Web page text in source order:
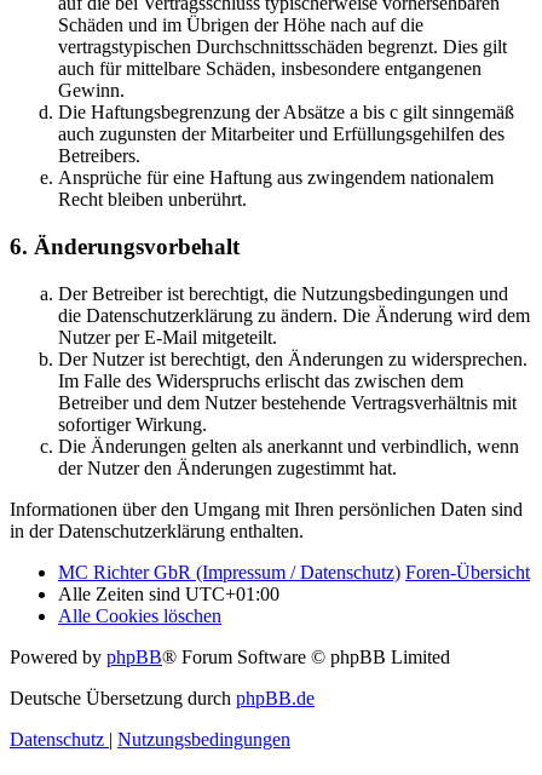
Schäden und im Übrigen der Höhe nach auf die
vertragstypischen Durchschnittsschäden begrenzt. Dies gilt
auch für mittelbare Schäden, insbesondere entgangenen
Gewinn.
Die Haftungsbegrenzung der Absätze a bis c gilt sinngemäß
auch zugunsten der Mitarbeiter und Erfüllungsgehilfen des
Betreibers.
Ansprüche für eine Haftung aus zwingendem nationalem
Recht bleiben unberührt.
6. Änderungsvorbehalt
Der Betreiber ist berechtigt, die Nutzungsbedingungen und
die Datenschutzerklärung zu ändern. Die Änderung wird dem
Nutzer per E-Mail mitgeteilt.
Der Nutzer ist berechtigt, den Änderungen zu widersprechen.
Im Falle des Widerspruchs erlischt das zwischen dem
Betreiber und dem Nutzer bestehende Vertragsverhältnis mit
sofortiger Wirkung.
Die Änderungen gelten als anerkannt und verbindlich, wenn
der Nutzer den Änderungen zugestimmt hat.
Informationen über den Umgang mit Ihren persönlichen Daten sind
in der Datenschutzerklärung enthalten.
MC Richter GbR (Impressum / Datenschutz) Foren-Übersicht
Alle Zeiten sind UTC+01:00
Alle Cookies löschen
Powered by phpBB® Forum Software © phpBB Limited
Deutsche Übersetzung durch phpBB.de
Datenschutz | Nutzungsbedingungen